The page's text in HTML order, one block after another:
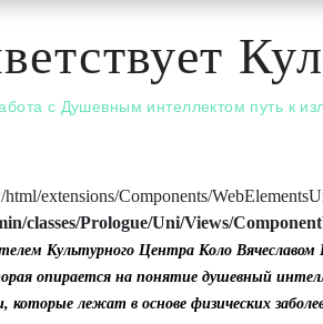
с Душевным интеллектом путь к
extensions/Components/
classes/Prologue/Uni/Views/
Культурного Центра Коло Вячеславом
опирается на понятие душевный
которые лежат в основе физических